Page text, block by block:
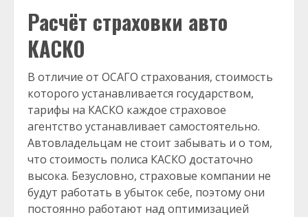
Расчёт страховки авто
КАСКО
В отличие от ОСАГО страхования, стоимость
которого устанавливается государством,
тарифы на КАСКО каждое страховое
агентство устанавливает самостоятельно.
Автовладельцам не стоит забывать и о том,
что стоимость полиса КАСКО достаточно
высока. Безусловно, страховые компании не
будут работать в убыток себе, поэтому они
постоянно работают над оптимизацией